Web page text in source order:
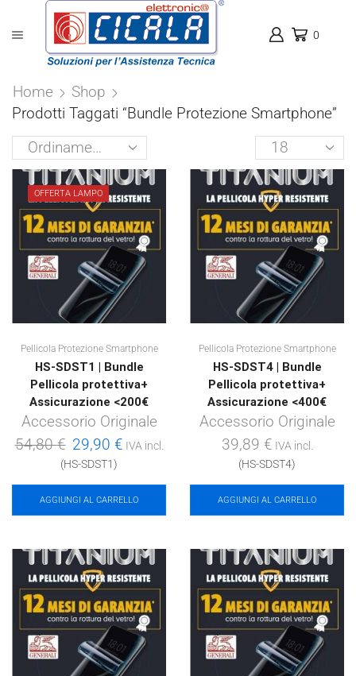
0
Home
Shop
Prodotti Taggati “bundle Protezione Smartphone”
Products
per
page
OFFERTA LAMPO
Pellicola Protezione Smartphone
HS-SDST1 | Bundle
Pellicola protettiva+
Assicurazione <200€
Accessorio Originale
54,80€ Il
prezzo
originale
era:
29,90 €Il
attuale
è:
IVA incl.
(HS-SDST1)
AGGIUNGI AL CARRELLO
Pellicola Protezione Smartphone
HS-SDST4 | Bundle
Pellicola protettiva+
Assicurazione <400€
Accessorio Originale
39,89 € IVA incl.
(HS-SDST4)
AGGIUNGI AL CARRELLO